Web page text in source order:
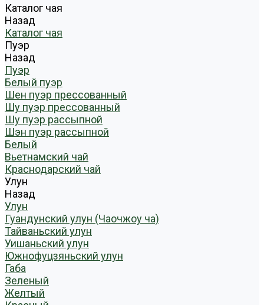
Каталог чая
Назад
Каталог чая
Пуэр
Назад
Пуэр
Белый пуэр
Шен пуэр прессованный
Шу пуэр прессованный
Шу пуэр рассыпной
Шэн пуэр рассыпной
Белый
Вьетнамский чай
Краснодарский чай
Улун
Назад
Улун
Гуандунский улун (Чаочжоу ча)
Тайваньский улун
Уишаньский улун
Южнофуцзяньский улун
Габа
Зеленый
Желтый